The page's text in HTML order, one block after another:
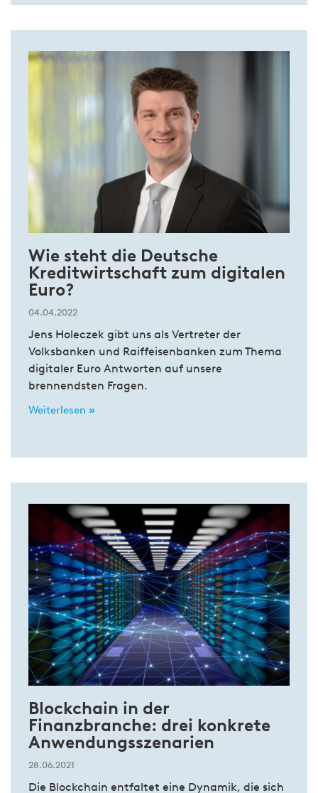
Wie steht die Deutsche
Kreditwirtschaft zum digitalen
Euro?
04.04.2022
Jens Holeczek gibt uns als Vertreter der
Volksbanken und Raiffeisenbanken zum Thema
digitaler Euro Antworten auf unsere
brennendsten Fragen.
Weiterlesen »
Blockchain in der
Finanzbranche: drei konkrete
Anwendungsszenarien
28.06.2021
Die Blockchain entfaltet eine Dynamik, die sich